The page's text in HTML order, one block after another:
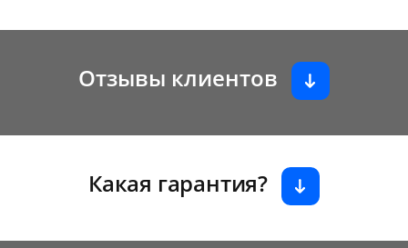
Отзывы клиентов
Какая гарантия?